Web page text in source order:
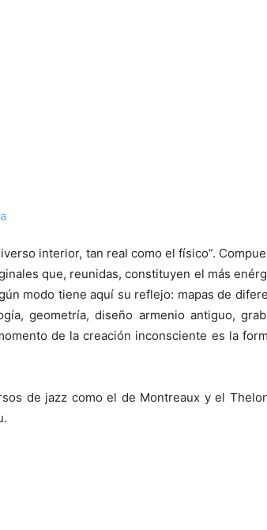
interior, tan real como el físico”.
que, reunidas, constituyen el más
modo tiene aquí su reflejo: mapas de
geometría, diseño armenio antiguo,
de la creación inconsciente es la
de jazz como el de Montreaux y el